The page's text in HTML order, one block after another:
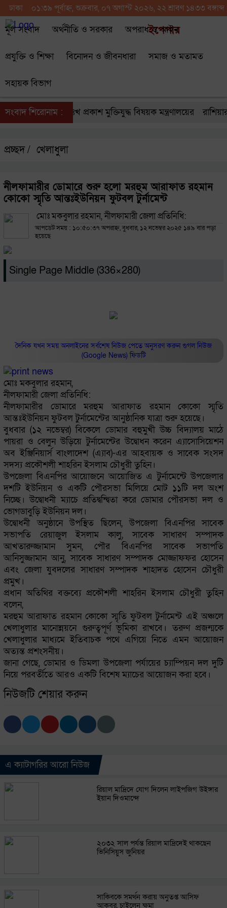
ঢাকা ০১:৩৯ পূর্বাহ্ন, শুক্রবার, ০৭ অগাস্ট ২০২৬, ২২ শ্রাবণ ১৪৩৩ বঙ্গাব্দ
মূল সংবাদ অর্থনীতি ও সরকার অপরাধ ও আইন
প্রযুক্তি ও শিক্ষা বিনোদন ও জীবনধারা সমাজ ও মতামত
সহায়ক বিভাগ
ইপেপার
সংবাদ শিরোনাম :
তথ্যচিত্রে ভুল: দুঃখ প্রকাশ মুক্তিযুদ্ধ বিষয়ক মন্ত্রণালয়ের রাশিয়ার
প্রচ্ছদ / খেলাধুলা
নীলফামারীর ডোমারে শুরু হলো মরহুম আরাফাত রহমান
কোকো স্মৃতি আন্তঃইউনিয়ন ফুটবল টুর্নামেন্ট
মোঃ মকবুলার রহমান, নীলফামারী জেলা প্রতিনিধি:
আপডেট সময় : ১০:৫০:৩৭ অপরাহ্ন, বুধবার, ১২ নভেম্বর ২০২৫ ১৪৯ বার পড়া
হয়েছে
Single Page Middle (336×280)
দৈনিক যখন সময় অনলাইনের সর্বশেষ নিউজ পেতে অনুসরণ করুনগুগল নিউজ
(Google News) ফিডটি
মোঃ মকবুলার রহমান,
নীলফামারী জেলা প্রতিনিধি:
নীলফামারীর ডোমারে মরহুম আরাফাত রহমান কোকো স্মৃতি
আন্তঃইউনিয়ন ফুটবল টুর্নামেন্টের আনুষ্ঠানিক যাত্রা শুরু হয়েছে।
বুধবার (১২ নভেম্বর) বিকেলে ডোমার বহুমুখী উচ্চ বিদ্যালয় মাঠে
পায়রা ও বেলুন উড়িয়ে টুর্নামেন্টের উদ্বোধন করেন এ্যাসোসিয়েশন
অব ইঞ্জিনিয়ার্স বাংলাদেশ (এ্যাব)-এর আহবায়ক ও সাবেক সংসদ
সদস্য প্রকৌশলী শাহরিন ইসলাম চৌধুরী তুহিন।
উপজেলা বিএনপির আয়োজনে আয়োজিত এ টুর্নামেন্টে উপজেলার
দশটি ইউনিয়ন ও একটি পৌরসভা মিলিয়ে মোট ১১টি দল অংশ
নিচ্ছে। উদ্বোধনী ম্যাচে প্রতিদ্বন্দ্বিতা করে ডোমার পৌরসভা দল ও
ভোগডাবুড়ি ইউনিয়ন দল।
উদ্বোধনী অনুষ্ঠানে উপস্থিত ছিলেন, উপজেলা বিএনপির সাবেক
সভাপতি রেয়াজুল ইসলাম কালু, সাবেক সাধারণ সম্পাদক
আখতারুজ্জামান সুমন, পৌর বিএনপির সাবেক সভাপতি
আনিসুজ্জামান আনু, সাবেক সাধারণ সম্পাদক মোজ্জাফফর হোসেন
এবং জেলা যুবদলের সাধারণ সম্পাদক শাহাদত হোসেন চৌধুরী
প্রমুখ।
প্রধান অতিথির বক্তব্যে প্রকৌশলী শাহরিন ইসলাম চৌধুরী তুহিন
বলেন,
মরহুম আরাফাত রহমান কোকো স্মৃতি ফুটবল টুর্নামেন্ট এই অঞ্চলে
খেলাধুলার মানোন্নয়নে গুরুত্বপূর্ণ ভূমিকা রাখবে। তরুণ প্রজন্মকে
খেলাধুলার মাধ্যমে ইতিবাচক পথে এগিয়ে নিতে এমন আয়োজন
অত্যন্ত প্রশংসনীয়।
জানা গেছে, ডোমার ও ডিমলা উপজেলা পর্যায়ের চ্যাম্পিয়ন দল দুটি
নিয়ে পরবর্তীতে আরও একটি বিশেষ ম্যাচের আয়োজন করা হবে।
নিউজটি শেয়ার করুন
এ ক্যাটাগরির আরো নিউজ
রিয়াল মাদ্রিদে যোগ দিলেন লাইপজিগ উইঙ্গার
ইয়ান দিওমান্দে
২০৩২ সাল পর্যন্ত রিয়াল মাদ্রিদেই থাকছেন
ভিনিসিয়ুস জুনিয়র
সাকিবকে সমর্থন করায় অনুতপ্ত আসিফ
আকবর, চাইলেন ক্ষমা